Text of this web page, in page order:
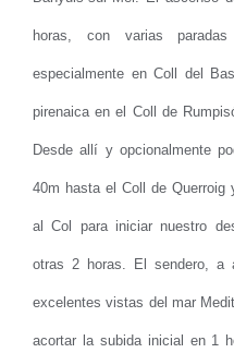
horas, con varias
especialmente en Coll del
pirenaica en el Coll de
Desde allí y opcionalmente
40m hasta el Coll de
al Col para iniciar nuestro
otras 2 horas. El sendero, a
excelentes vistas del mar
acortar la subida inicial en 1